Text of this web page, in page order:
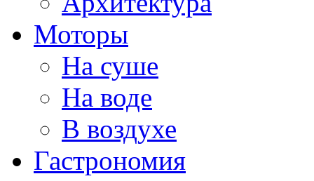
Моторы
На суше
На воде
В воздухе
Гастрономия